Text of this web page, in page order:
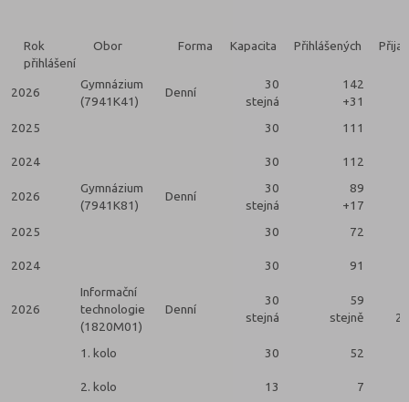
Rok
přihlášení
Obor Forma Kapacita Přihlášených
2026
Gymnázium
(7941K41)
Denní
30
stejná
142
+31
2025
30 111
2024 30 112
2026
Gymnázium
(7941K81)
Denní
30
stejná
89
+17
2025
30 72
2024 30 91
2026
Informační
technologie
(1820M01)
Denní
30
stejná
59
stejně
2
1. kolo 30 52
2. kolo 13 7